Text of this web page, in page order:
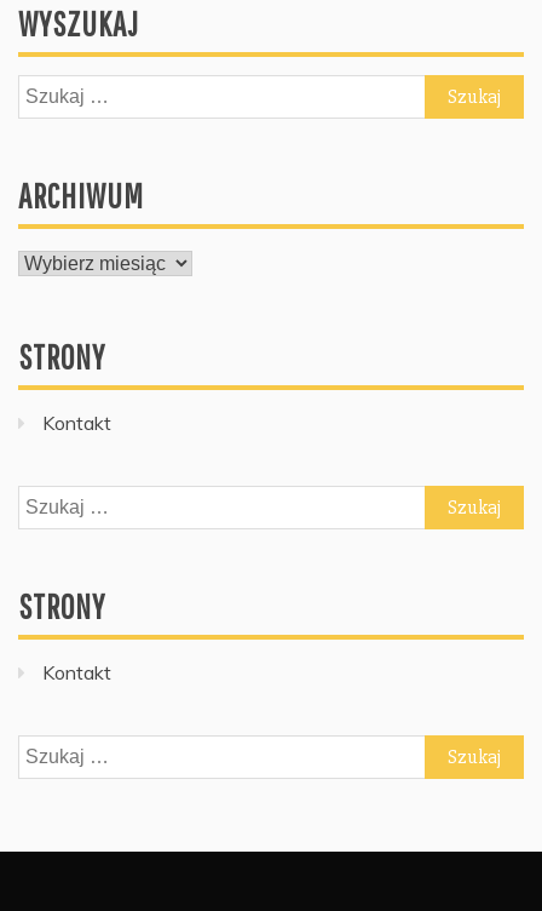
WYSZUKAJ
Szukaj:
ARCHIWUM
ARCHIWUM
STRONY
Kontakt
Szukaj:
STRONY
Kontakt
Szukaj: